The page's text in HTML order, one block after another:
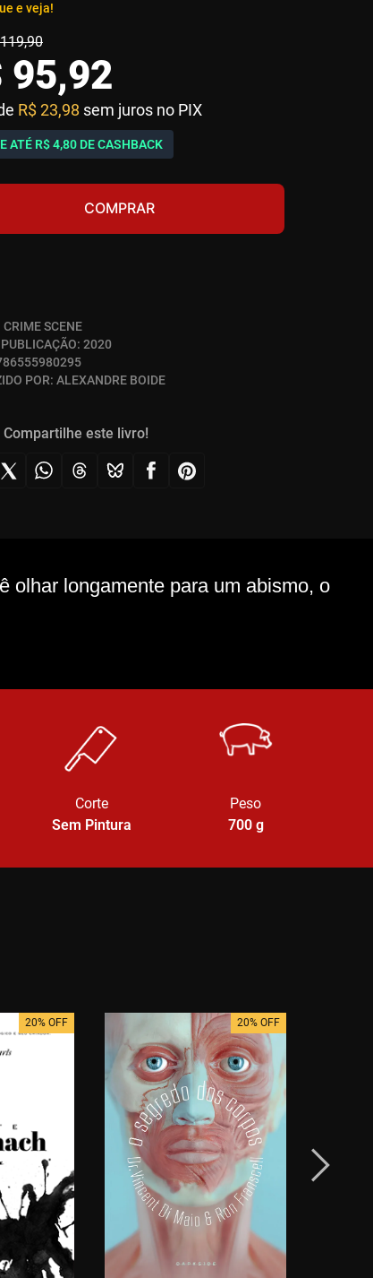
e veja!
119,90
95,92
R$ 23,98 sem juros no PIX
ATÉ R$ 4,80 DE CASHBACK
COMPRAR
CRIME SCENE
2020
POR: ALEXANDRE BOIDE
Compartilhe este livro!
olhar longamente para um abismo, o
Corte
Sem Pintura
Peso
700g
20% OFF 20% OFF